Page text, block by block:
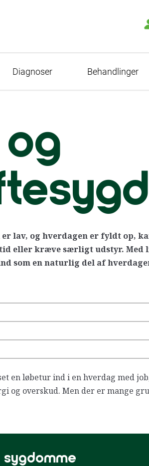
Diagnoser Behandlinger
lav, og hverdagen er fyldt op,
eller kræve særligt udstyr.
som en naturlig del af
en løbetur ind i en hverdag med
og overskud. Men der er mange
sygdomme